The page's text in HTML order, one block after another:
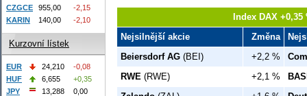
Index DAX
Nejsilnější akcie
Změna
Beiersdorf AG (BEI) +2,2 %
RWE (RWE) +2,1 %
CZGCE
955,00
-2,15
KARIN
140,00 -2,10
Kurzovní lístek
EUR 24,210
-0,08
HUF
6,655
+0,35
JPY
13,288
0,00